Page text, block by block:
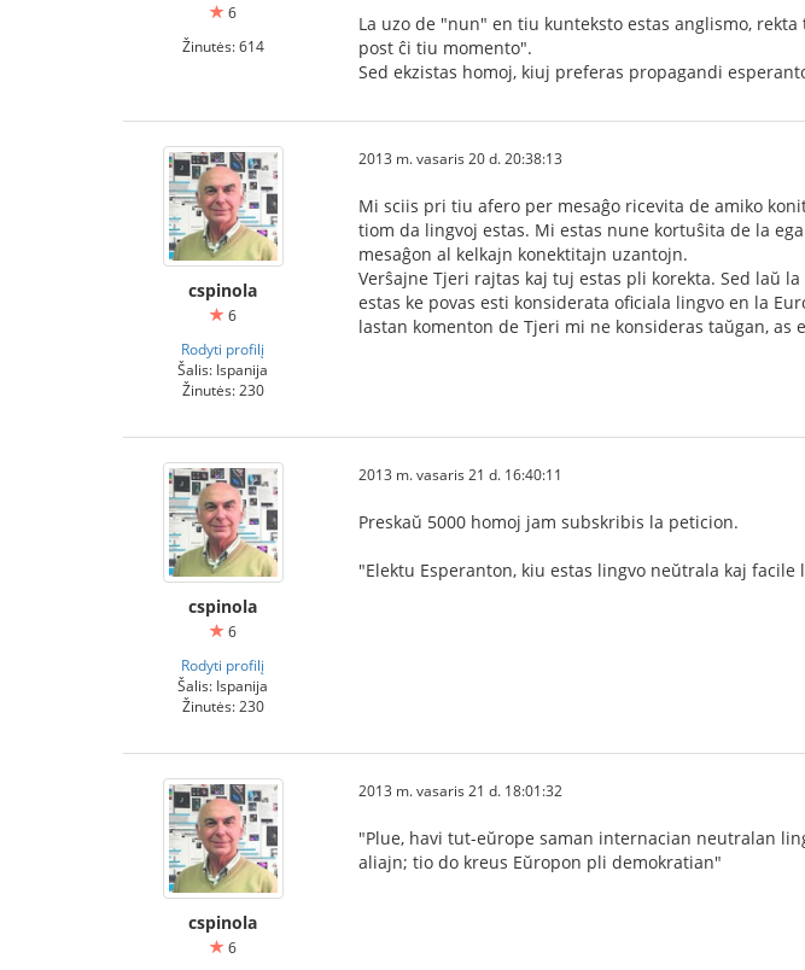
6
Žinutės: 614
La uzo de "nun" en tiu kunteksto estas anglismo, rekta
post ĉi tiu momento".
Sed ekzistas homoj, kiuj preferas propagandi
cspinola
6
Rodyti profilį
Šalis: Ispanija
Žinutės: 230
2013 m. vasaris 20 d. 20:38:13
Mi sciis pri tiu afero per mesaĝo ricevita de amiko
tiom da lingvoj estas. Mi estas nune kortuŝita de la
mesaĝon al kelkajn konektitajn uzantojn.
Verŝajne Tjeri rajtas kaj tuj estas pli korekta. Sed laŭ
estas ke povas esti konsiderata oficiala lingvo en la
lastan komenton de Tjeri mi ne konsideras taŭgan,
cspinola
6
Rodyti profilį
Šalis: Ispanija
Žinutės: 230
2013 m. vasaris 21 d. 16:40:11
Preskaŭ 5000 homoj jam subskribis la peticion.
"Elektu Esperanton, kiu estas lingvo neŭtrala kaj
cspinola
6
2013 m. vasaris 21 d. 18:01:32
"Plue, havi tut-eŭrope saman internacian neutralan
aliajn; tio do kreus Eŭropon pli demokratian"